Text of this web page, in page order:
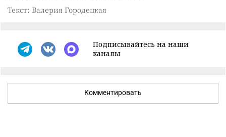
Текст: Валерия Городецкая
Подписывайтесь на наши
каналы
Комментировать